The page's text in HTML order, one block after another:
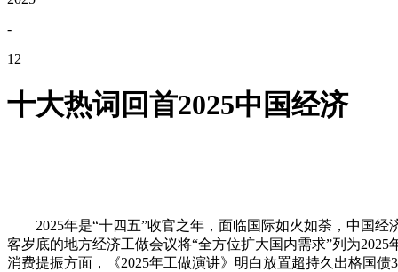
-
12
十大热词回首2025中国经济
2025年是“十四五”收官之年，面临国际如火如荼，中国经
客岁底的地方经济工做会议将“全方位扩大国内需求”列为
消费提振方面，《2025年工做演讲》明白放置超持久出格国